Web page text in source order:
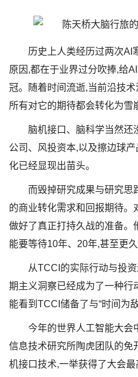
历史上人类经历过两次AI
原因,都在于业界过分吹捧,给
冠。随着时间流逝,当前沿技
所有对它的期待都会转化为雪
脑机接口、脑科学当然还
公司、风投资本,以及擦边球
化已经显现出苗头。
而毁掉研究成果与研究思
的商业转化需求和回报期待。
做好了真正打持久战的准备。
能要等待10年、20年,甚至更久
从TCCI的实际行动与投
期主义洞察已经成为了一种行
能看到TCCI储备了与“时间为敌
今年的世界人工智能大会
信息技术研究所陶虎团队的免
机接口技术,一举获得了大会